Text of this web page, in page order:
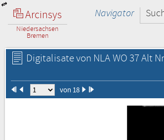
Arcinsys
Niedersachsen
Bremen
Navigator
Digitalisate von NLA WO 37 Alt
von 18